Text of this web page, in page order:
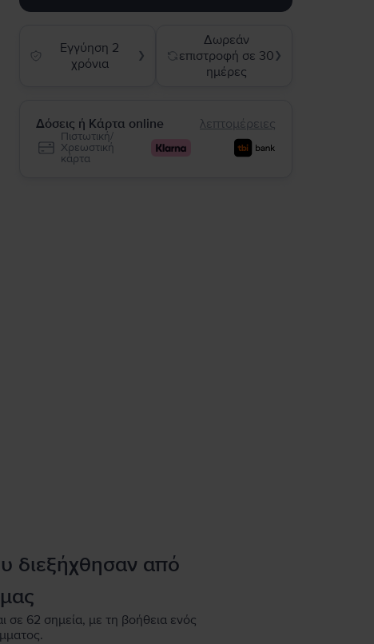
Εγγύηση 2
χρόνια
❯
Δωρεάν
επιστροφή σε 30
ημέρες
❯
Δόσεις ή Κάρτα online λεπτομέρειες
Πιστωτική/
Χρεωστική
κάρτα
διεξήχθησαν από
σε 62 σημεία, με τη βοήθεια ενός